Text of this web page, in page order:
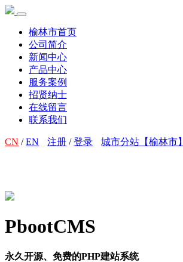
榆林市首页
公司简介
新闻中心
产品中心
服务案例
招贤纳士
在线留言
联系我们
CN /EN 注册 /登录 城市分站【榆林市】
PbootCMS
永久开源、免费的PHP建站系统